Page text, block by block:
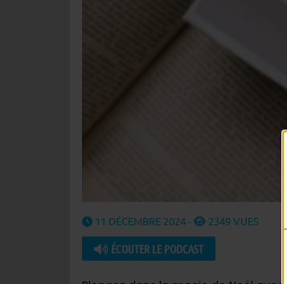
11 DÉCEMBRE 2024 - 2349 VUES
ÉCOUTER LE PODCAST